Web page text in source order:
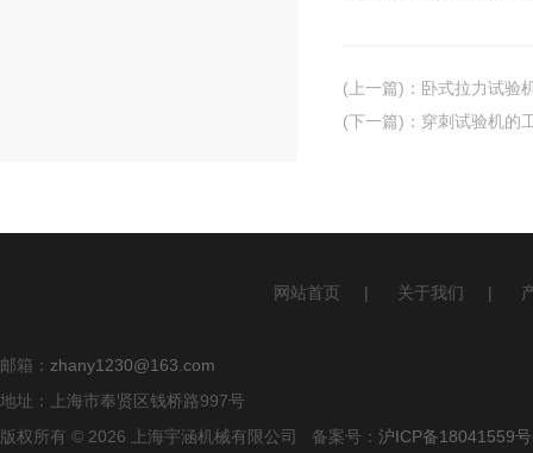
(上一篇) ： 卧式拉力试验
(下一篇) ： 穿刺试验机的
网站首页 | 关于我们 |
邮箱： zhany1230@163.com
地址：上海市奉贤区钱桥路997号
版权所有 © 2026 上海宇涵机械有限公司 备案号： 沪ICP备18041559